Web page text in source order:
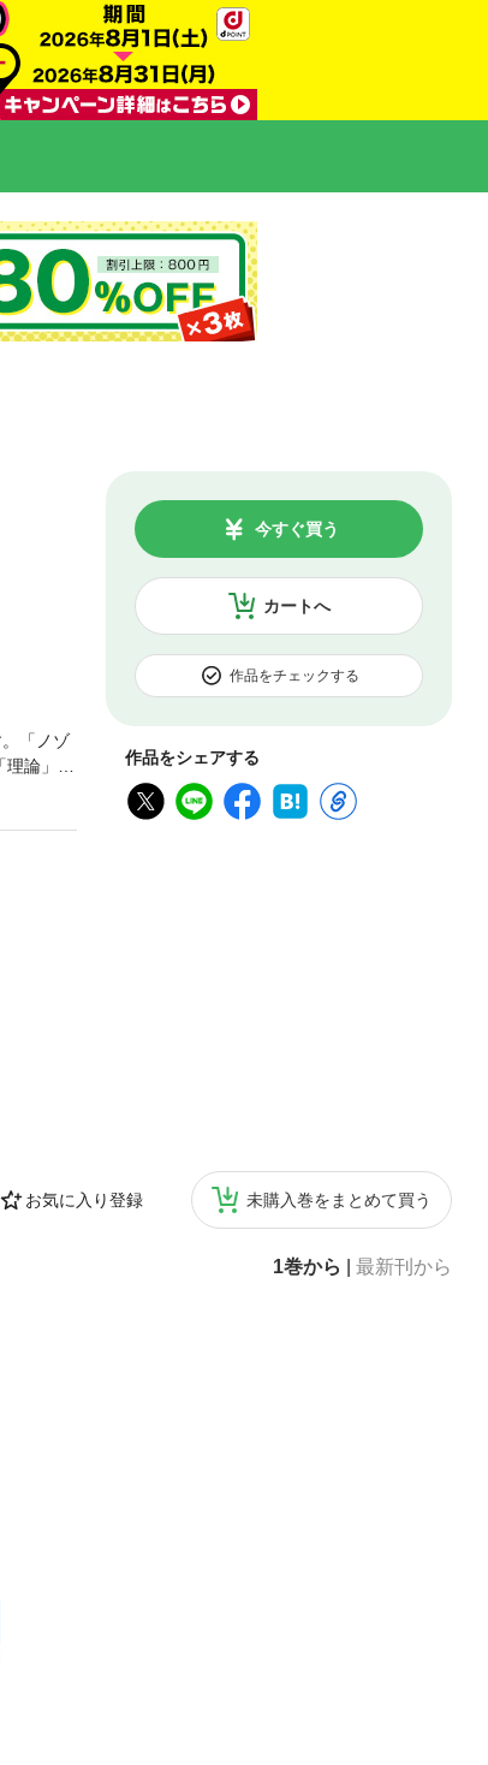
カートへ
今すぐ買う
作品をチェックする
作品をシェアする
お気に入り登録 未購入巻をまとめて買う
1巻から 最新刊から
「ノゾ
論」を
解が深
手の石
大矢浩
第８期
トーナ
第４６